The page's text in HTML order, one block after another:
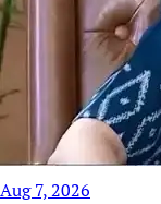
Aug 7, 2026